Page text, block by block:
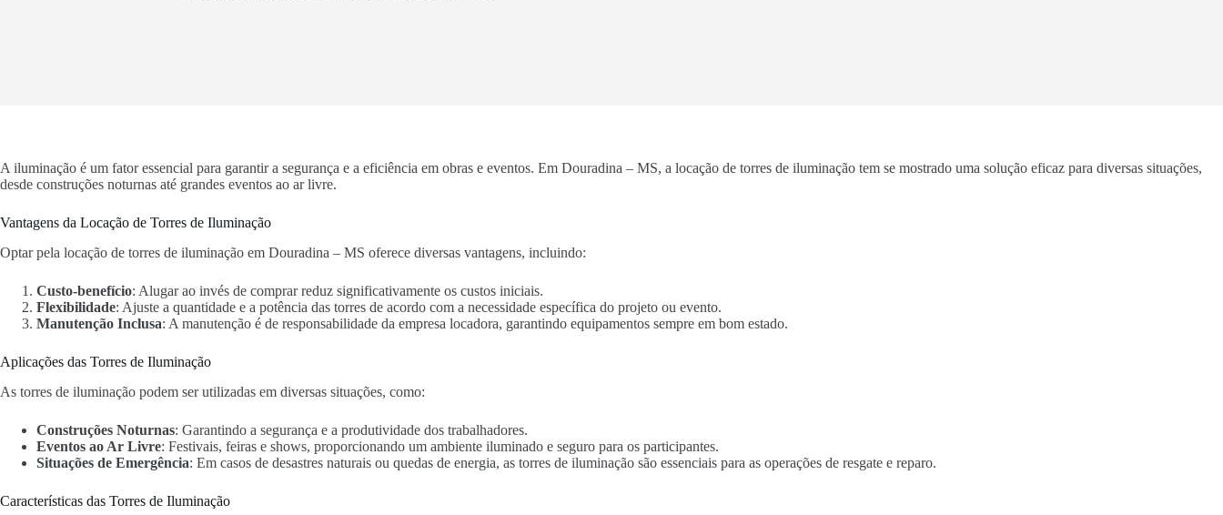
A iluminação é um fator essencial para garantir a segurança e a eficiência em obras e eventos. Em Douradina – MS, a locação de torres de iluminação tem se mostrado uma solução eficaz para diversas situações,
desde construções noturnas até grandes eventos ao ar livre.
Vantagens da Locação de Torres de Iluminação
Optar pela locação de torres de iluminação em Douradina – MS oferece diversas vantagens, incluindo:
Custo-benefício: Alugar ao invés de comprar reduz significativamente os custos iniciais.
Flexibilidade: Ajuste a quantidade e a potência das torres de acordo com a necessidade específica do projeto ou evento.
Manutenção Inclusa: A manutenção é de responsabilidade da empresa locadora, garantindo equipamentos sempre em bom estado.
Aplicações das Torres de Iluminação
As torres de iluminação podem ser utilizadas em diversas situações, como:
Construções Noturnas: Garantindo a segurança e a produtividade dos trabalhadores.
Eventos ao Ar Livre: Festivais, feiras e shows, proporcionando um ambiente iluminado e seguro para os participantes.
Situações de Emergência: Em casos de desastres naturais ou quedas de energia, as torres de iluminação são essenciais para as operações de resgate e reparo.
Características das Torres de Iluminação